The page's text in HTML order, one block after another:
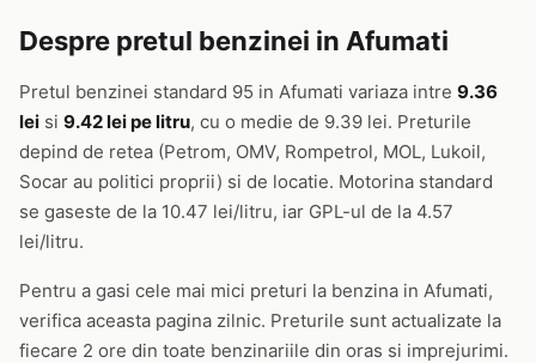
Despre pretul benzinei in Afumati
Pretul benzinei standard 95 in Afumati variaza intre 9.36
lei si 9.42 lei pe litru, cu o medie de 9.39 lei. Preturile
depind de retea (Petrom, OMV, Rompetrol, MOL, Lukoil,
Socar au politici proprii) si de locatie. Motorina standard
se gaseste de la 10.47 lei/litru, iar GPL-ul de la 4.57
lei/litru.
Pentru a gasi cele mai mici preturi la benzina in Afumati,
verifica aceasta pagina zilnic. Preturile sunt actualizate la
fiecare 2 ore din toate benzinariile din oras si imprejurimi.